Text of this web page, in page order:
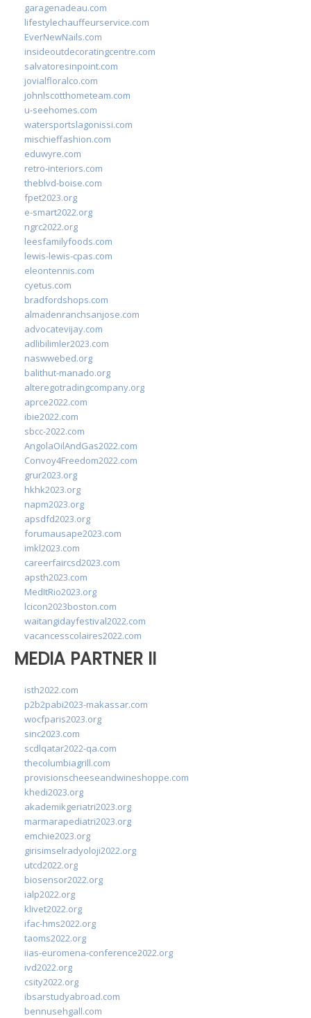
garagenadeau.com
lifestylechauffeurservice.com
EverNewNails.com
insideoutdecoratingcentre.com
salvatoresinpoint.com
jovialfloralco.com
johnlscotthometeam.com
u-seehomes.com
watersportslagonissi.com
mischieffashion.com
eduwyre.com
retro-interiors.com
theblvd-boise.com
fpet2023.org
e-smart2022.org
ngrc2022.org
leesfamilyfoods.com
lewis-lewis-cpas.com
eleontennis.com
cyetus.com
bradfordshops.com
almadenranchsanjose.com
advocatevijay.com
adlibilimler2023.com
naswwebed.org
balithut-manado.org
alteregotradingcompany.org
aprce2022.com
ibie2022.com
sbcc-2022.com
AngolaOilAndGas2022.com
Convoy4Freedom2022.com
grur2023.org
hkhk2023.org
napm2023.org
apsdfd2023.org
forumausape2023.com
imkl2023.com
careerfaircsd2023.com
apsth2023.com
MedItRio2023.org
lcicon2023boston.com
waitangidayfestival2022.com
vacancesscolaires2022.com
MEDIA PARTNER II
isth2022.com
p2b2pabi2023-makassar.com
wocfparis2023.org
sinc2023.com
scdlqatar2022-qa.com
thecolumbiagrill.com
provisionscheeseandwineshoppe.com
khedi2023.org
akademikgeriatri2023.org
marmarapediatri2023.org
emchie2023.org
girisimselradyoloji2022.org
utcd2022.org
biosensor2022.org
ialp2022.org
klivet2022.org
ifac-hms2022.org
taoms2022.org
iias-euromena-conference2022.org
ivd2022.org
csity2022.org
ibsarstudyabroad.com
bennusehgall.com